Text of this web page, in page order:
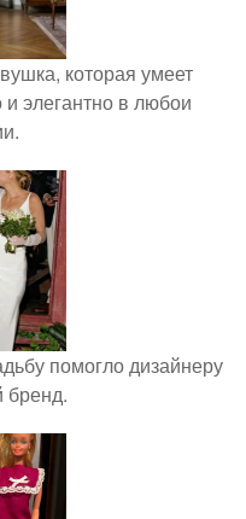
которая умеет
и элегантно в любои
помогло дизайнеру
бренд.